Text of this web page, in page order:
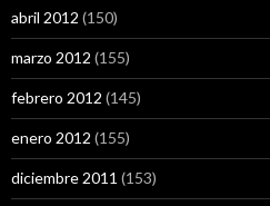
abril 2012 (150)
marzo 2012 (155)
febrero 2012 (145)
enero 2012 (155)
diciembre 2011 (153)